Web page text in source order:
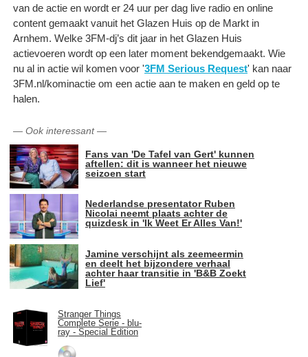
van de actie en wordt er 24 uur per dag live radio en online
content gemaakt vanuit het Glazen Huis op de Markt in
Arnhem. Welke 3FM-dj’s dit jaar in het Glazen Huis
actievoeren wordt op een later moment bekendgemaakt. Wie
nu al in actie wil komen voor '3FM Serious Request' kan naar
3FM.nl/kominactie om een actie aan te maken en geld op te
halen.
— Ook interessant—
Fans van 'De Tafel van Gert' kunnen
aftellen: dit is wanneer het nieuwe
seizoen start
Nederlandse presentator Ruben
Nicolai neemt plaats achter de
quizdesk in 'Ik Weet Er Alles Van!'
Jamine verschijnt als zeemeermin
en deelt het bijzondere verhaal
achter haar transitie in 'B&B Zoekt
Lief'
Stranger Things
Complete Serie - blu-
ray - Special Edition